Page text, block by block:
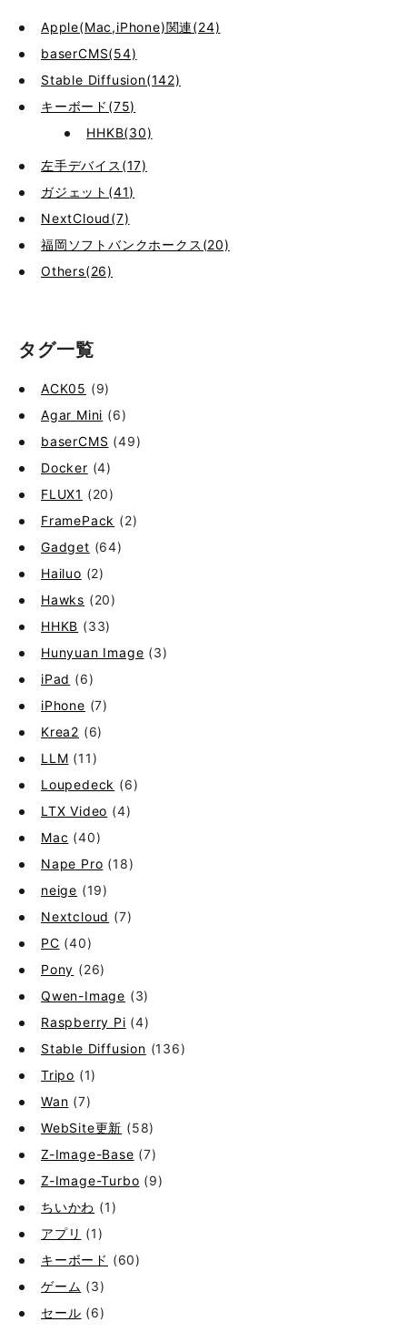
Apple(Mac,iPhone)関連(24)
baserCMS(54)
Stable Diffusion(142)
キーボード(75)
HHKB(30)
左手デバイス(17)
ガジェット(41)
NextCloud(7)
福岡ソフトバンクホークス(20)
Others(26)
タグ一覧
ACK05 (9)
Agar Mini (6)
baserCMS (49)
Docker (4)
FLUX1 (20)
FramePack (2)
Gadget (64)
Hailuo (2)
Hawks (20)
HHKB (33)
Hunyuan Image (3)
iPad (6)
iPhone (7)
Krea2 (6)
LLM (11)
Loupedeck (6)
LTX Video (4)
Mac (40)
Nape Pro (18)
neige (19)
Nextcloud (7)
PC (40)
Pony (26)
Qwen-Image (3)
Raspberry Pi (4)
Stable Diffusion (136)
Tripo (1)
Wan (7)
WebSite更新 (58)
Z-Image-Base (7)
Z-Image-Turbo (9)
ちいかわ (1)
アプリ (1)
キーボード (60)
ゲーム (3)
セール (6)